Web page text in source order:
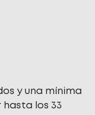
y una mínima
los 33